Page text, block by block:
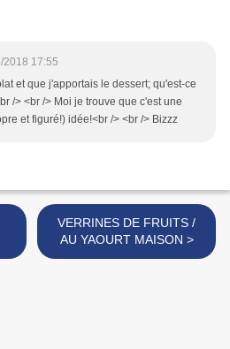
2018 17:55
et que j'apportais le dessert; qu'est-ce
/> <br /> Moi je trouve que c'est une
et figuré!) idée!<br /> <br /> Bizzz
VERRINES DE FRUITS /
AU YAOURT MAISON >